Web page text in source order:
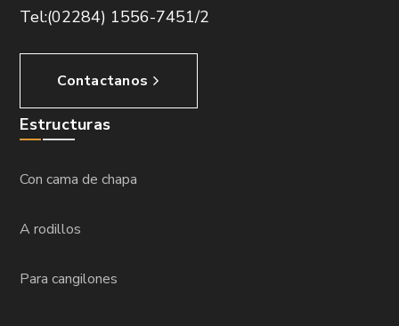
Tel:(02284) 1556-7451/2
Contactanos
Estructuras
Con cama de chapa
A rodillos
Para cangilones